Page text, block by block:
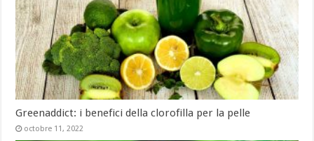
Greenaddict: i benefici della clorofilla per la pelle
octobre 11, 2022